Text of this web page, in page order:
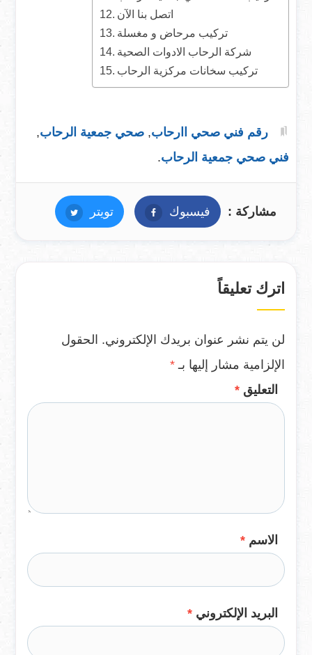
اتصل بنا الآن
تركيب مرحاض و مغسلة
شركة الرحاب الادوات الصحية
تركيب سخانات مركزية الرحاب
رقم فني صحي اارحاب, صحي جمعية الرحاب,
فني صحي جمعية الرحاب.
مشاركة : فيسبوك فيسبوكتويتر تويتر
اترك تعليقاً
لن يتم نشر عنوان بريدك الإلكتروني. الحقول
الإلزامية مشار إليها بـ *
التعليق *
الاسم *
البريد الإلكتروني *